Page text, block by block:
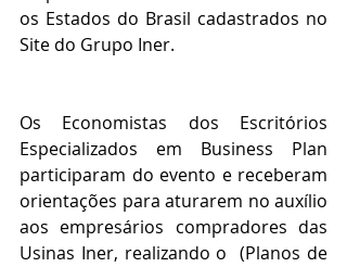
os Estados do Brasil cadastrados no
Site do Grupo Iner.
Os Economistas dos Escritórios
Especializados em Business Plan
participaram do evento e receberam
orientações para aturarem no auxílio
aos empresários compradores das
Usinas Iner, realizando o  (Planos de